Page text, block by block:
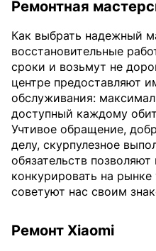
Ремонтная
Как выбрать надежный
восстановительные
сроки и возьмут не
центре предоставляют
обслуживания:
доступный каждому
Учтивое обращение,
делу, скурпулезное
обязательств
конкурировать на
советуют нас своим
Ремонт Xiaomi